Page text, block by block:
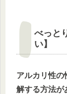
べっと
い】
アルカリ性の
解する方法が